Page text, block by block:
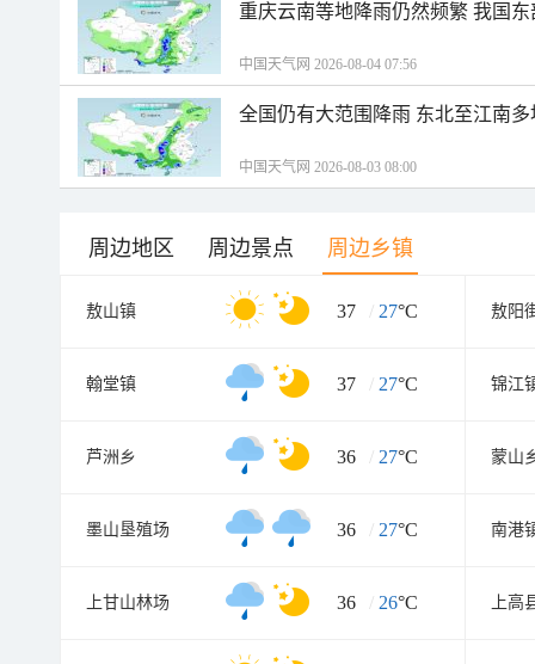
重庆云南等地降雨仍然频繁 我国
中国天气网 2026-08-04 07:56
全国仍有大范围降雨 东北至江南
中国天气网 2026-08-03 08:00
周边地区 周边景点 周边乡镇
敖山镇 37 / 27°C 敖阳
翰堂镇 37 / 27°C 锦江
芦洲乡 36 / 27°C 蒙山
墨山垦殖场 36 / 27°C 南港
上甘山林场 36 / 26°C 上高